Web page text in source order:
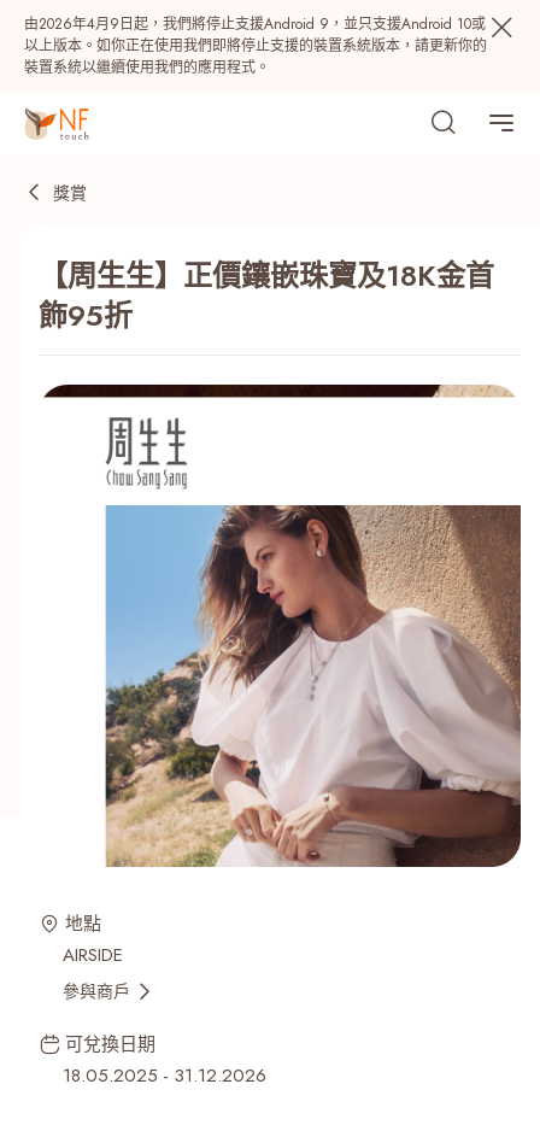
由2026年4月9日起，我們將停止支援Android 9，並只支援Android 10或
以上版本。如你正在使用我們即將停止支援的裝置系統版本，請更新你的
裝置系統以繼續使用我們的應用程式。
NF Points
獎賞
【周生生】正價鑲嵌珠寶及18K金首
飾95折
地點
AIRSIDE
參與商戶
可兌換日期
18.05.2025 - 31.12.2026